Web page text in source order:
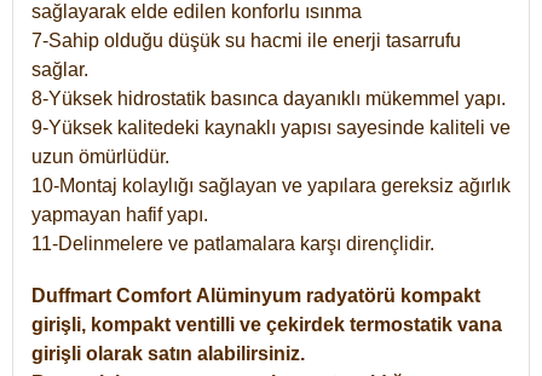
sağlayarak elde edilen konforlu ısınma
7-Sahip olduğu düşük su hacmi ile enerji tasarrufu
sağlar.
8-Yüksek hidrostatik basınca dayanıklı mükemmel yapı.
9-Yüksek kalitedeki kaynaklı yapısı sayesinde kaliteli ve
uzun ömürlüdür.
10-Montaj kolaylığı sağlayan ve yapılara gereksiz ağırlık
yapmayan hafif yapı.
11-Delinmelere ve patlamalara karşı dirençlidir.
Duffmart Comfort Alüminyum radyatörü kompakt
girişli, kompakt ventilli ve çekirdek termostatik vana
girişli olarak satın alabilirsiniz.